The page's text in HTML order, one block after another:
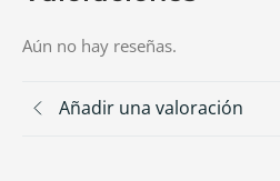
Aún no hay reseñas.
Añadir una valoración